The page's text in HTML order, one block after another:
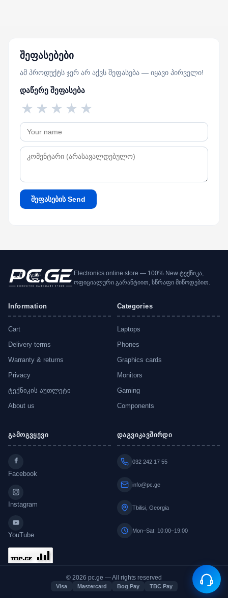
შეფასებები
ამ პროდუქტს ჯერ არ აქვს შეფასება — იყავი პირველი!
დაწერე შეფასება
★
★
★
★
★
შეფასების Send
Electronics online store — 100% New ტექნიკა,
ოფიციალური გარანტიით, სწრაფი მიწოდებით.
Information
Cart
Delivery terms
Warranty & returns
Privacy
ტექნიკის აუთლეტი
About us
Categories
Laptops
Phones
Graphics cards
Monitors
Gaming
Components
გამოგვყევი
Facebook
Instagram
YouTube
დაგვიკავშირდი
032 242 17 55
info@pc.ge
Tbilisi, Georgia
Mon–Sat: 10:00–19:00
© 2026 pc.ge — All rights reserved
Visa Mastercard Bog Pay TBC Pay